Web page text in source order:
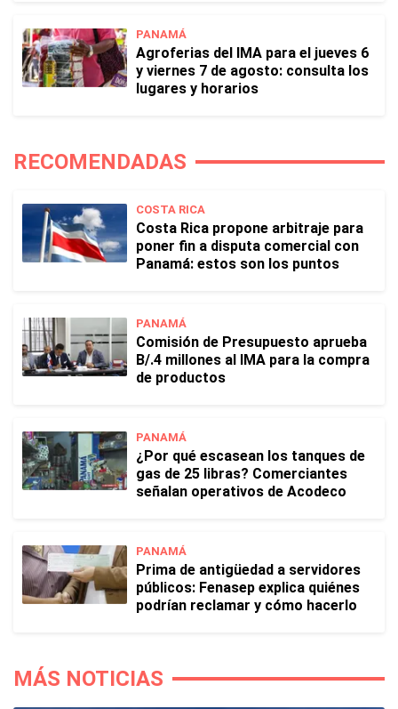
PANAMÁ
Agroferias del IMA para el jueves 6
y viernes 7 de agosto: consulta los
lugares y horarios
RECOMENDADAS
COSTA RICA
Costa Rica propone arbitraje para
poner fin a disputa comercial con
Panamá: estos son los puntos
PANAMÁ
Comisión de Presupuesto aprueba
B/.4 millones al IMA para la compra
de productos
PANAMÁ
¿Por qué escasean los tanques de
gas de 25 libras? Comerciantes
señalan operativos de Acodeco
PANAMÁ
Prima de antigüedad a servidores
públicos: Fenasep explica quiénes
podrían reclamar y cómo hacerlo
MÁS NOTICIAS